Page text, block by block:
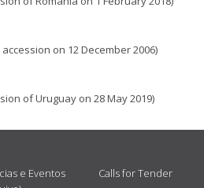
on 12 December 2006)
of Uruguay on 28 May 2019)
e Eventos
Calls for Tender